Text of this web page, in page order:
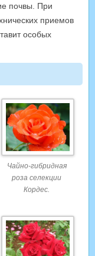
почвы. При
приемов
особых
Чайно-гибридная
роза селекции
Кордес.